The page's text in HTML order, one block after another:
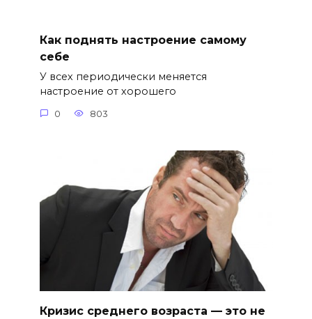
Как поднять настроение самому
себе
У всех периодически меняется
настроение от хорошего
0 803
Кризис среднего возраста — это не